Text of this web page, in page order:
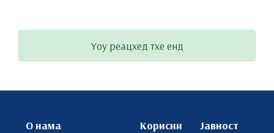
Yоу реацхед тхе енд
О нама
Корисни
Јавност